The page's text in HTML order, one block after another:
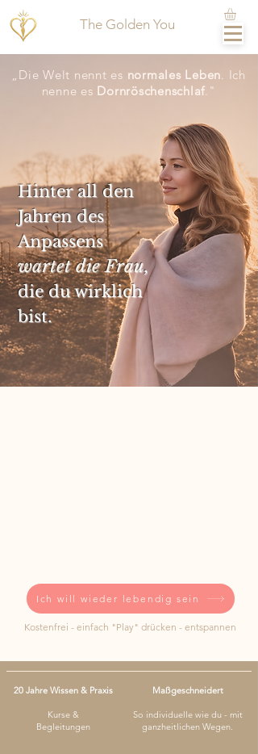
The Golden You
„Die Welt nennt es normales Leben. Ich
nenne es Dornröschenschlaf."
Hinter all den
Jahren des
Anpassens
wartet die Frau,
die du wirklich
bist.
Ich will wieder lebendig sein
Kostenfrei - einfach "Play" drücken - entspannen
20 Jahre Wissen & Praxis
Kurse &
Begleitungen
Maßgeschneidert
So individuelle wie du - mit
ganzheitlichen Wegen.